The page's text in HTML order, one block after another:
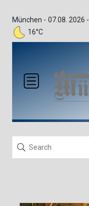
München -
16°C
07.08. 2026